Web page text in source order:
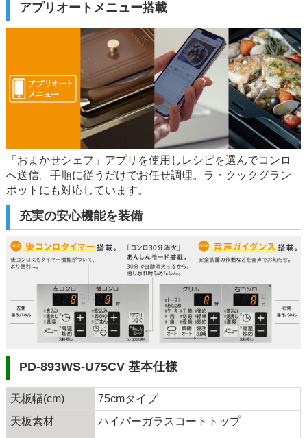
アプリオートメニュー搭載
「おまかせシェフ」アプリを使用しレシピを選んでコンロ
へ送信。手順に従うだけでお任せ調理。ラ・クックグラン
ポットにも対応しています。
充実の安心機能を装備
PD-893WS-U75CV 基本仕様
天板幅(cm)
75cmタイプ
天板素材
ハイパーガラスコートトップ